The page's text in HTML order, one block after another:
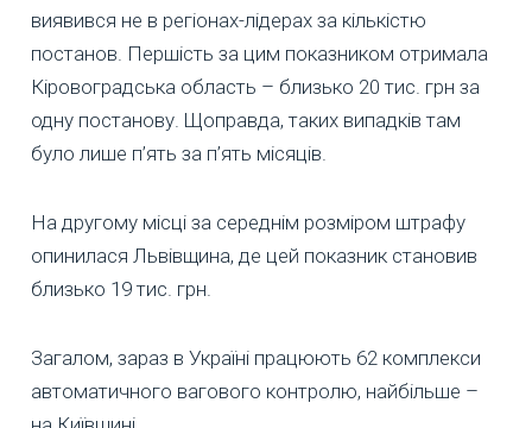
виявився не в регіонах-лідерах за кількістю
постанов. Першість за цим показником отримала
Кіровоградська область – близько 20 тис. грн за
одну постанову. Щоправда, таких випадків там
було лише п’ять за п’ять місяців.
На другому місці за середнім розміром штрафу
опинилася Львівщина, де цей показник становив
близько 19 тис. грн.
Загалом, зараз в Україні працюють 62 комплекси
автоматичного вагового контролю, найбільше –